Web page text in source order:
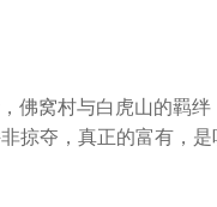
佛窝村与白虎山的羁
掠夺，真正的富有，